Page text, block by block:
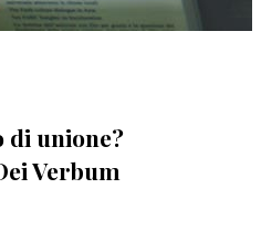
di unione?
Verbum